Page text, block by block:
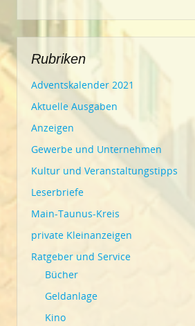
Rubriken
Adventskalender 2021
Aktuelle Ausgaben
Anzeigen
Gewerbe und Unternehmen
Kultur und Veranstaltungstipps
Leserbriefe
Main-Taunus-Kreis
private Kleinanzeigen
Ratgeber und Service
Bücher
Geldanlage
Kino